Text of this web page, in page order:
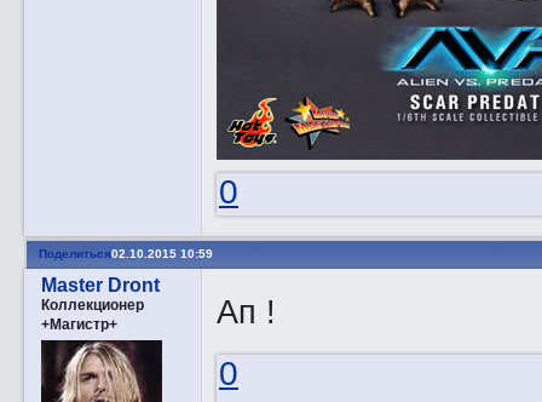
0
Поделиться02.10.2015 10:59
Master Dront
Коллекционер
+Магистр+
Ап !
0